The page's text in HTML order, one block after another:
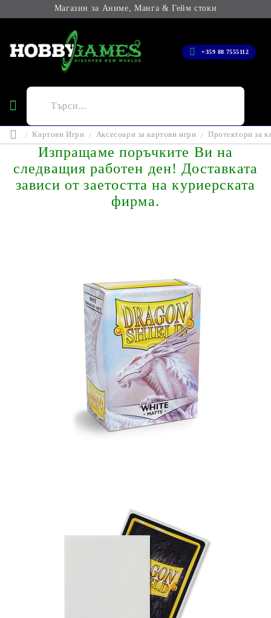
Магазин за Аниме, Манга & Гейм стоки
+359 88 7555112
Картови Игри Аксесоари за картови игри Протектори за
Изпращаме поръчките Ви на
следващия работен ден! Доставката
зависи от заетостта на куриерската
фирма.